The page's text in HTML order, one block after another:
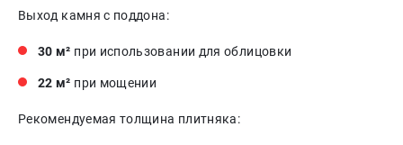
Выход камня с поддона:
30 м² при использовании для облицовки
22 м² при мощении
Рекомендуемая толщина плитняка: